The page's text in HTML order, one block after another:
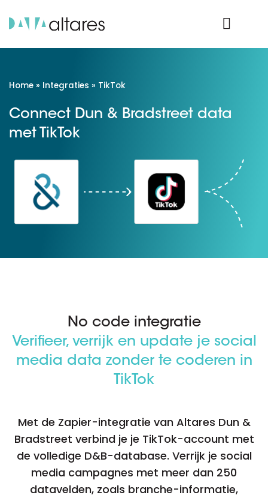
Home » Integraties » TikTok
Connect Dun & Bradstreet data
met TikTok
No code integratie
Verifieer, verrijk en update je social
media data zonder te coderen in
TikTok
Met de Zapier-integratie van Altares Dun &
Bradstreet verbind je je TikTok-account met
de volledige D&B-database. Verrijk je social
media campagnes met meer dan 250
datavelden, zoals branche-informatie,